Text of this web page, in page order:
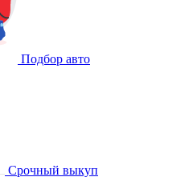
Подбор авто
Срочный выкуп